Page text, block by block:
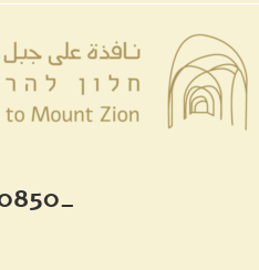
דלג
לתוכן
_S7A0850